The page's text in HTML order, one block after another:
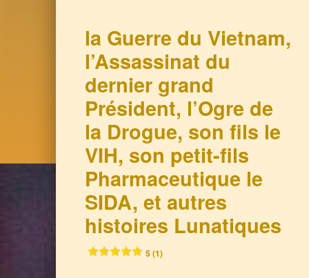
la Guerre du Vietnam,
l’Assassinat du
dernier grand
Président, l’Ogre de
la Drogue, son fils le
VIH, son petit-fils
Pharmaceutique le
SIDA, et autres
histoires Lunatiques
5 (1)